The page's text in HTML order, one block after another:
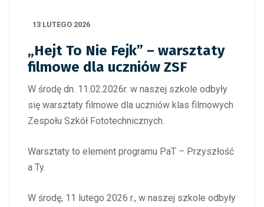
13 LUTEGO 2026
„Hejt To Nie Fejk” – warsztaty
filmowe dla uczniów ZSF
W środę dn. 11.02.2026r. w naszej szkole odbyły
się warsztaty filmowe dla uczniów klas filmowych
Zespołu Szkół Fototechnicznych.
Warsztaty to element programu PaT – Przyszłość
a Ty.
W środę, 11 lutego 2026 r., w naszej szkole odbyły